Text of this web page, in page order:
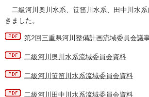
二級河川奥川水系、笹笛川水系、田中川水
きました。
第2回三重県河川整備計画流域委員会議
二級河川奥川水系流域委員会資料
二級河川笹笛川水系流域委員会資料
二級河川田中川水系流域委員会資料